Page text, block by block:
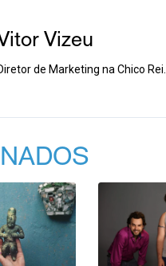
Vizeu
de Marketing na Chico Rei.